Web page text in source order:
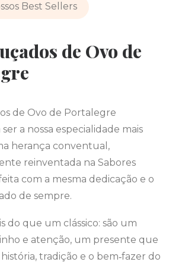
Best Sellers
de Ovo de
de Ovo de Portalegre
a nossa especialidade mais
herança conventual,
reinventada na Sabores
com a mesma dedicação e o
de sempre.
do que um clássico: são um
e atenção, um presente que
história, tradição e o bem‑fazer do